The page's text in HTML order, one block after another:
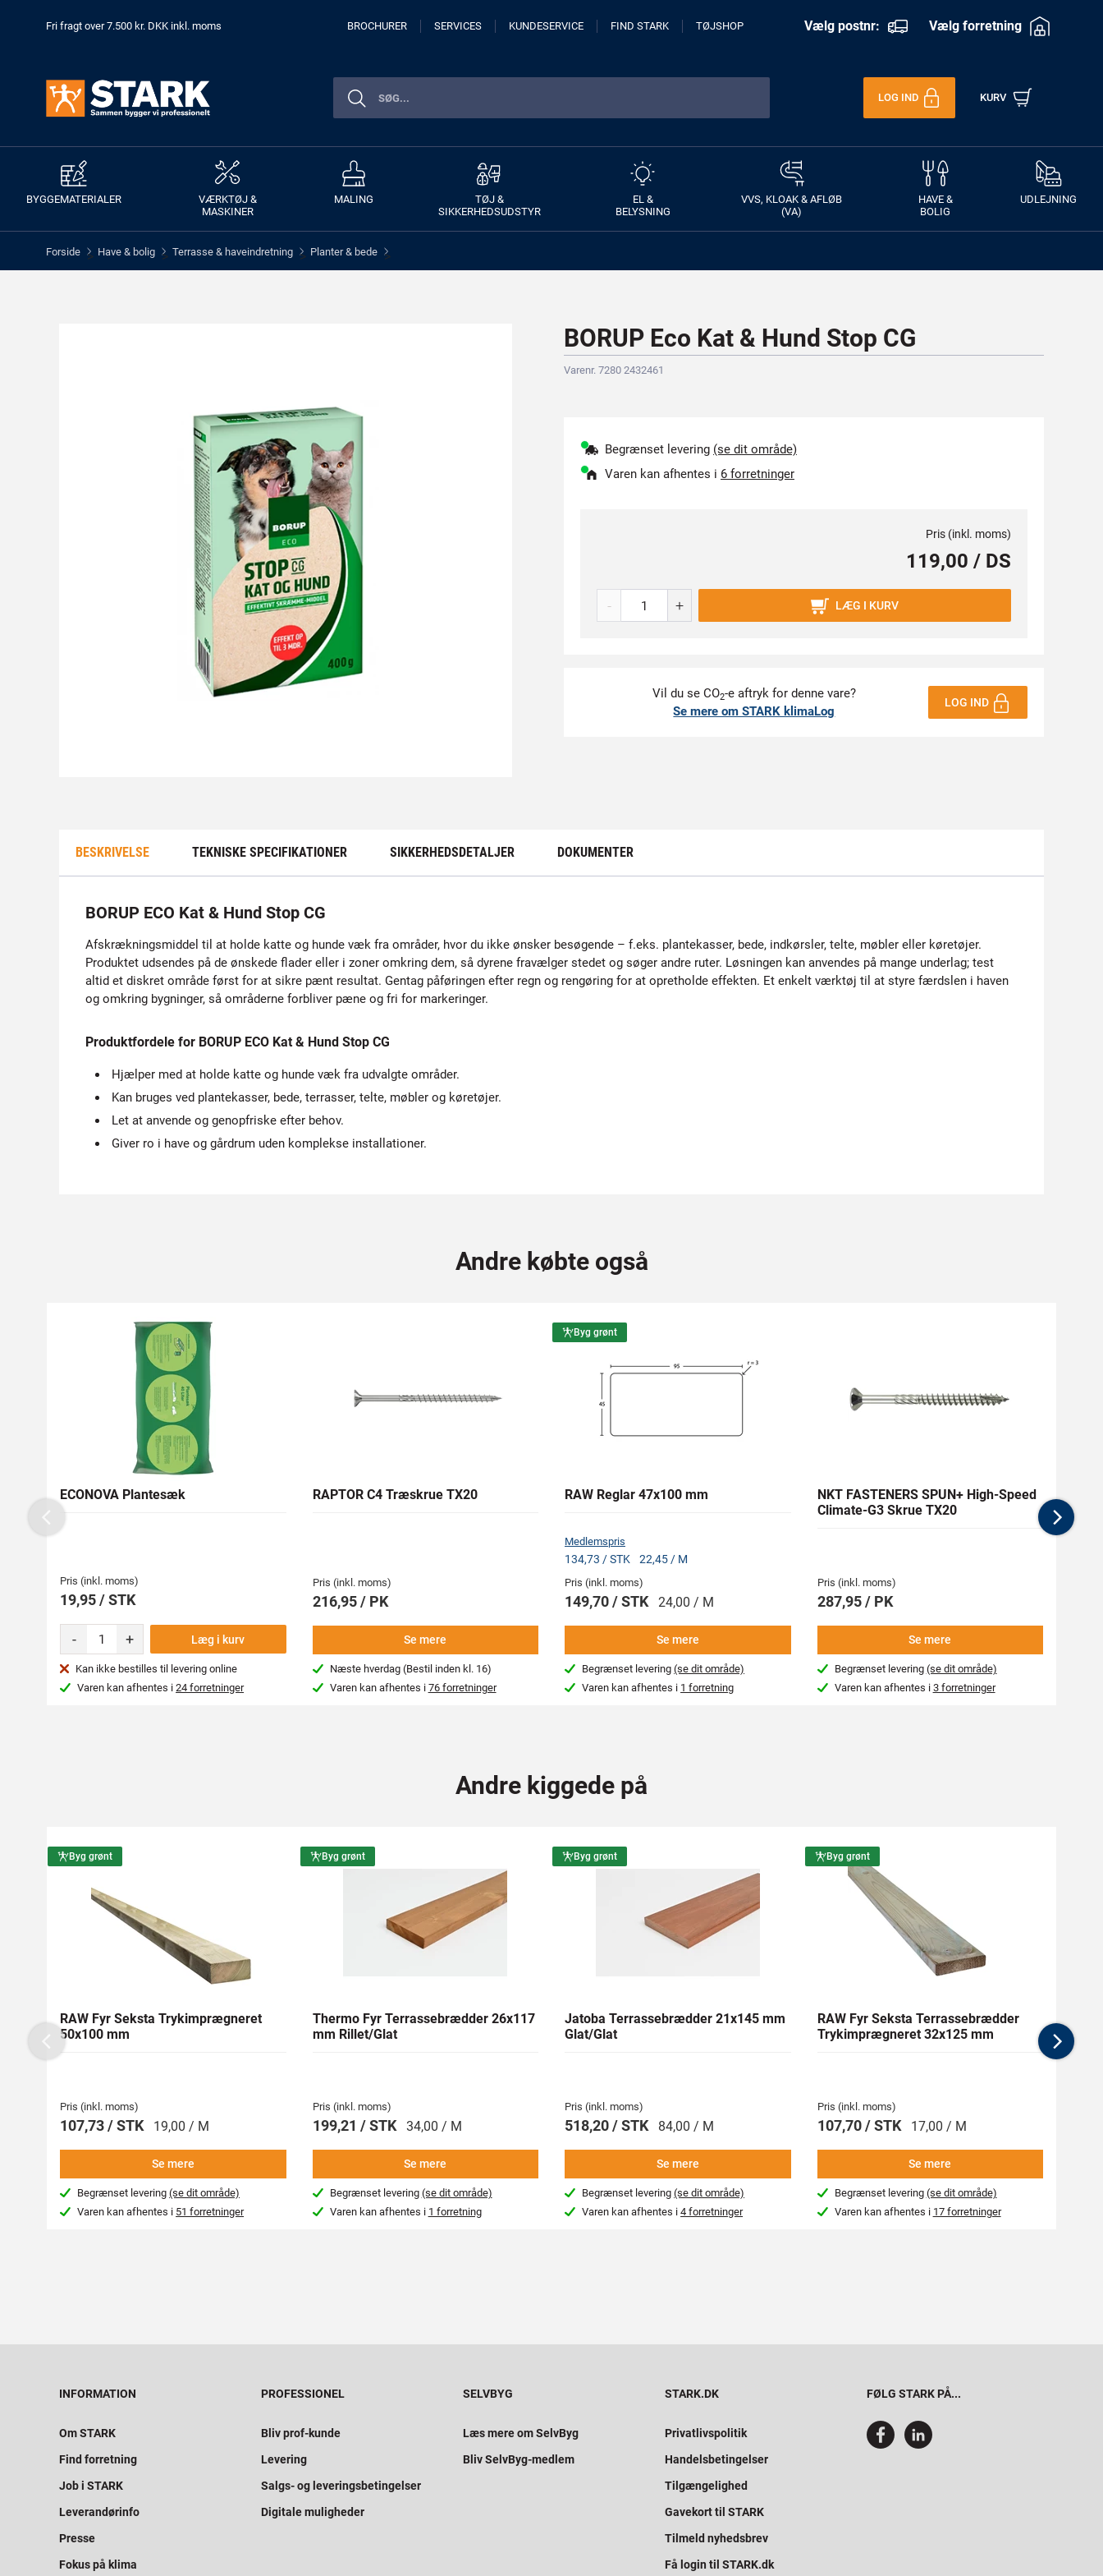
Fri fragt over 7.500 kr. DKK inkl. moms BROCHURER SERVICES KUNDESERVICE FIND STARK TØJSHOP Vælg postnr: Vælg forretning
LOG IND KURV
BYGGEMATERIALER
VÆRKTØJ &
MASKINER
MALING
TØJ &
SIKKERHEDSUDSTYR
EL &
BELYSNING
VVS, KLOAK & AFLØB
(VA)
HAVE &
BOLIG
UDLEJNING
Forside > Have & bolig > Terrasse & haveindretning > Planter & bede >
BORUP Eco Kat & Hund Stop CG
Varenr. 7280 2432461
Begrænset levering (se dit område)
Varen kan afhentes i 6 forretninger
Pris (inkl. moms)
119,00 / DS
- + LÆG I KURV
Vil du se CO2-e aftryk for denne vare?
Se mere om STARK klimaLog
LOG IND
BESKRIVELSE TEKNISKE SPECIFIKATIONER SIKKERHEDSDETALJER DOKUMENTER
BORUP ECO Kat & Hund Stop CG
Afskrækningsmiddel til at holde katte og hunde væk fra områder, hvor du ikke ønsker besøgende – f.eks. plantekasser, bede, indkørsler, telte, møbler eller køretøjer.
Produktet udsendes på de ønskede flader eller i zoner omkring dem, så dyrene fravælger stedet og søger andre ruter. Løsningen kan anvendes på mange underlag; test
altid et diskret område først for at sikre pænt resultat. Gentag påføringen efter regn og rengøring for at opretholde effekten. Et enkelt værktøj til at styre færdslen i haven
og omkring bygninger, så områderne forbliver pæne og fri for markeringer.
Produktfordele for BORUP ECO Kat & Hund Stop CG
Hjælper med at holde katte og hunde væk fra udvalgte områder.
Kan bruges ved plantekasser, bede, terrasser, telte, møbler og køretøjer.
Let at anvende og genopfriske efter behov.
Giver ro i have og gårdrum uden komplekse installationer.
Andre købte også
ECONOVA Plantesæk
Pris (inkl. moms)
19,95 / STK
- + Læg i kurv
Kan ikke bestilles til levering online
Varen kan afhentes i24 forretninger
RAPTOR C4 Træskrue TX20
Pris (inkl. moms)
216,95 / PK
Se mere
Næste hverdag (Bestil inden kl. 16)
Varen kan afhentes i 76 forretninger
Byg grønt
RAW Reglar 47x100 mm
Medlemspris
134,73 / STK 22,45 / M
Pris (inkl. moms)
149,70 / STK 24,00 / M
Se mere
Begrænset levering(se dit område)
Varen kan afhentes i 1 forretning
NKT FASTENERS SPUN+ High-Speed
Climate-G3 Skrue TX20
Pris (inkl. moms)
287,95 / PK
Se mere
Begrænset levering (se dit område)
Varen kan afhentes i 3 forretninger
Previous
Andre kiggede på
Byg grønt
RAW Fyr Seksta Trykimprægneret
50x100 mm
Pris (inkl. moms)
107,73 / STK 19,00 / M
Se mere
Begrænset levering(se dit område)
Varen kan afhentes i 51 forretninger
Byg grønt
Thermo Fyr Terrassebrædder 26x117
mm Rillet/Glat
Pris (inkl. moms)
199,21 / STK 34,00 / M
Se mere
Begrænset levering (se dit område)
Varen kan afhentes i 1 forretning
Byg grønt
Jatoba Terrassebrædder 21x145 mm
Glat/Glat
Pris (inkl. moms)
518,20 / STK 84,00 / M
Se mere
Begrænset levering(se dit område)
Varen kan afhentes i4 forretninger
Byg grønt
RAW Fyr Seksta Terrassebrædder
Trykimprægneret 32x125 mm
Pris (inkl. moms)
107,70 / STK 17,00 / M
Se mere
Begrænset levering (se dit område)
Varen kan afhentes i 17 forretninger
mm
Previous
INFORMATION
Om STARK
Find forretning
Job i STARK
Leverandørinfo
Presse
Fokus på klima
PROFESSIONEL
Bliv prof-kunde
Levering
Salgs- og leveringsbetingelser
Digitale muligheder
SELVBYG
Læs mere om SelvByg
Bliv SelvByg-medlem
STARK.DK
Privatlivspolitik
Handelsbetingelser
Tilgængelighed
Gavekort til STARK
Tilmeld nyhedsbrev
Få login til STARK.dk
FØLG STARK PÅ...